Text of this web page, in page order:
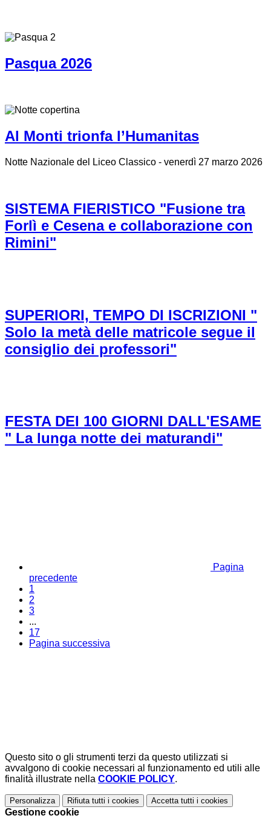
Pasqua 2026
Al Monti trionfa l’Humanitas
Notte Nazionale del Liceo Classico - venerdì 27 marzo 2026
SISTEMA FIERISTICO "Fusione tra
Forlì e Cesena e collaborazione con
Rimini"
SUPERIORI, TEMPO DI ISCRIZIONI "
Solo la metà delle matricole segue il
consiglio dei professori"
FESTA DEI 100 GIORNI DALL'ESAME
" La lunga notte dei maturandi"
Pagina
precedente
1
2
3
...
17
Pagina successiva
Questo sito o gli strumenti terzi da questo utilizzati si
avvalgono di cookie necessari al funzionamento ed utili alle
finalità illustrate nella COOKIE POLICY.
Personalizza Rifiuta tutti i cookies Accetta tutti i cookies
Gestione cookie